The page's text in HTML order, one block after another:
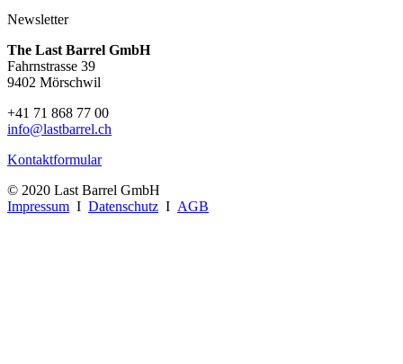
Newsletter
The Last Barrel GmbH
Fahrnstrasse 39
9402 Mörschwil
+41 71 868 77 00
info@lastbarrel.ch
Kontaktformular
© 2020 Last Barrel GmbH
Impressum I Datenschutz I AGB